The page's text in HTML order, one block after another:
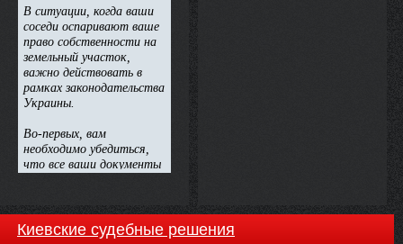
Киевские судебные решения